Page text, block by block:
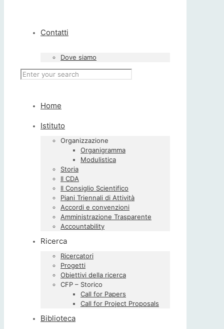
Contatti
Dove siamo
Home
Istituto
Organizzazione
Organigramma
Modulistica
Storia
Il CDA
Il Consiglio Scientifico
Piani Triennali di Attività
Accordi e convenzioni
Amministrazione Trasparente
Accountability
Ricerca
Ricercatori
Progetti
Obiettivi della ricerca
CFP – Storico
Call for Papers
Call for Project Proposals
Biblioteca